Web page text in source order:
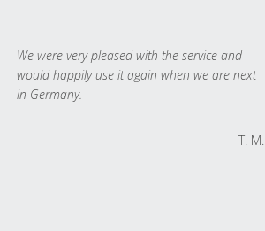
We were very pleased with the service and
would happily use it again when we are next
in Germany.
T. M.